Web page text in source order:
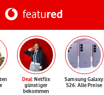
Deal: Netflix
günstiger
bekommen
Samsung Galaxy
S26: Alle Preise